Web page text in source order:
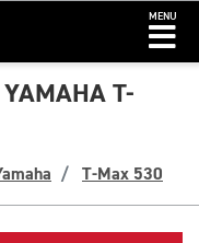
MENU
T-
T-Max 530